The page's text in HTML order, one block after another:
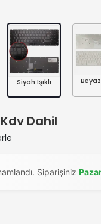
Siyah Işıklı Beyaz
Dahil
Siparişiniz